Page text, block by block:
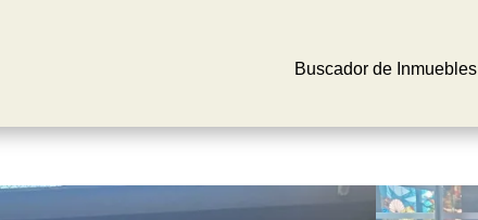
Buscador de Inmuebles